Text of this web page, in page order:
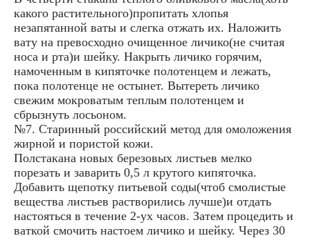
какого растительного)пропитать хлопья
незапятанной ваты и слегка отжать их. Наложить
вату на превосходно очищенное личико(не считая
носа и рта)и шейку. Накрыть личико горячим,
намоченным в кипяточке полотенцем и лежать,
пока полотенце не остынет. Вытереть личико
свежим мокроватым теплым полотенцем и
сбрызнуть лосьоном.
№7. Старинный российский метод для омоложения
жирной и пористой кожи.
Полстакана новых березовых листьев мелко
порезать и заварить 0,5 л крутого кипяточка.
Добавить щепотку питьевой соды(чтоб смолистые
вещества листьев растворились лучше)и отдать
настояться в течение 2-ух часов. Затем процедить и
ваткой смочить настоем личико и шейку. Через 30